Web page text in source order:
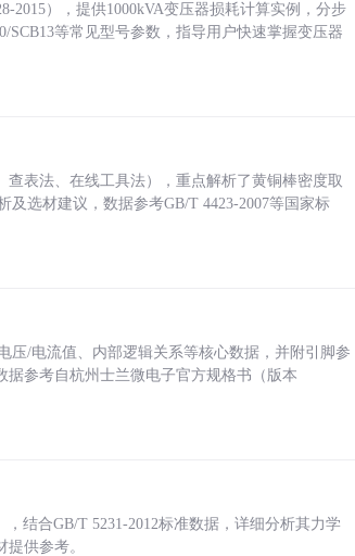
2015），提供1000kVA变压器损耗计算实例，分步
等常见型号参数，指导用户快速掌握变压器
表法、在线工具法），重点解析了黄铜棒密度取
及选材建议，数据参考GB/T 4423-2007等国家标
压/电流值、内部逻辑关系等核心数据，并附引脚参
参考自杭州士兰微电子官方规格书（版本
结合GB/T 5231-2012标准数据，详细分析其力学
供参考。